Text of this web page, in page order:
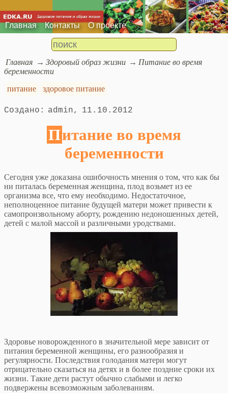
Главная Контакты О проекте
Главная Здоровый образ жизни
Питание во время
беременности
питание
здоровое питание
admin 11.10.2012
Питание во время
беременности
Сегодня уже доказана ошибочность мнения о том, что как бы
ни питалась беременная женщина, плод возьмет из ее
организма все, что ему необходимо. Недостаточное,
неполноценное питание будущей матери может привести к
самопроизвольному аборту, рождению недоношенных детей,
детей с малой массой и различными уродствами.
Здоровье новорожденного в значительной мере зависит от
питания беременной женщины, его разнообразия и
регулярности. Последствия голодания матери могут
отрицательно сказаться на детях и в более поздние сроки их
жизни. Такие дети растут обычно слабыми и легко
подвержены всевозможным заболеваниям.